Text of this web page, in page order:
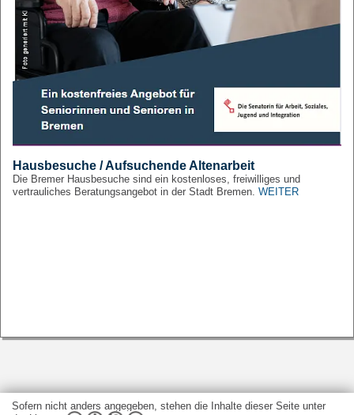
Hausbesuche / Aufsuchende Altenarbeit
Die Bremer Hausbesuche sind ein kostenloses, freiwilliges und
vertrauliches Beratungsangebot in der Stadt Bremen. WEITER
Sofern nicht anders angegeben, stehen die Inhalte dieser Seite unter